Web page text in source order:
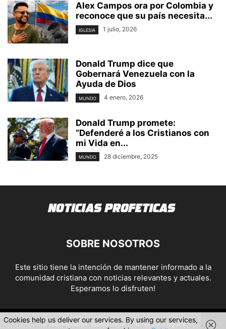
Alex Campos ora por Colombia y
reconoce que su país necesita...
IGLESIA 1 julio, 2026
Donald Trump dice que
Gobernará Venezuela con la
Ayuda de Dios
MUNDO 4 enero, 2026
Donald Trump promete:
“Defenderé a los Cristianos con
mi Vida en...
MUNDO 28 diciembre, 2025
SOBRE NOSOTROS
Este sitio tiene la intención de mantener informado a la
comunidad cristiana con noticias relevantes y actuales.
Esperamos lo disfruten!
© Newspaper WordPress Theme by TagDiv
Cookies help us deliver our services. By using our services,